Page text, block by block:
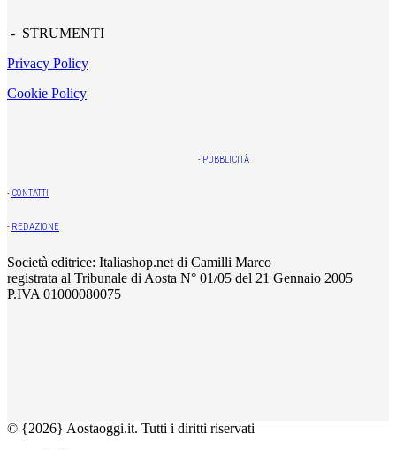
- STRUMENTI
Privacy Policy
Cookie Policy
- PUBBLICITÀ
- CONTATTI
- REDAZIONE
Società editrice: Italiashop.net di Camilli Marco
registrata al Tribunale di Aosta N° 01/05 del 21 Gennaio 2005
P.IVA 01000080075
© {2026} Aostaoggi.it. Tutti i diritti riservati